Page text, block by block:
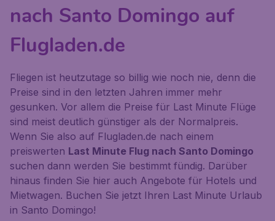
nach Santo Domingo auf
Flugladen.de
Fliegen ist heutzutage so billig wie noch nie, denn die
Preise sind in den letzten Jahren immer mehr
gesunken. Vor allem die Preise für Last Minute Flüge
sind meist deutlich günstiger als der Normalpreis.
Wenn Sie also auf Flugladen.de nach einem
preiswerten Last Minute Flug nach Santo Domingo
suchen dann werden Sie bestimmt fündig. Darüber
hinaus finden Sie hier auch Angebote für Hotels und
Mietwagen. Buchen Sie jetzt Ihren Last Minute Urlaub
in Santo Domingo!